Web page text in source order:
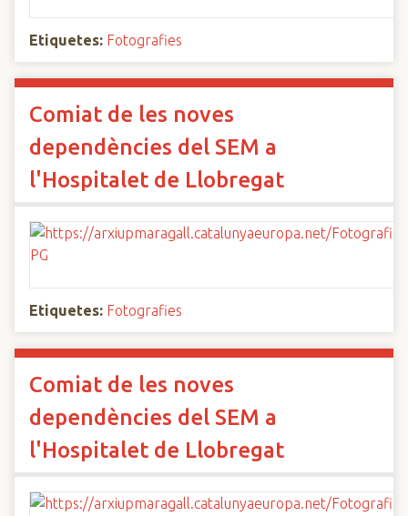
Etiquetes: Fotografies
Comiat de les noves
dependències del SEM a
l'Hospitalet de Llobregat
Etiquetes: Fotografies
Comiat de les noves
dependències del SEM a
l'Hospitalet de Llobregat